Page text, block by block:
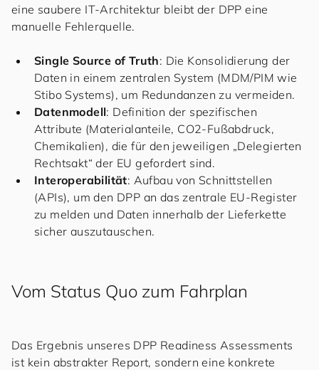
eine saubere IT-Architektur bleibt der DPP eine
manuelle Fehlerquelle.
Single Source of Truth: Die Konsolidierung der
Daten in einem zentralen System (MDM/PIM wie
Stibo Systems), um Redundanzen zu vermeiden.
Datenmodell: Definition der spezifischen
Attribute (Materialanteile, CO2-Fußabdruck,
Chemikalien), die für den jeweiligen „Delegierten
Rechtsakt“ der EU gefordert sind.
Interoperabilität: Aufbau von Schnittstellen
(APIs), um den DPP an das zentrale EU-Register
zu melden und Daten innerhalb der Lieferkette
sicher auszutauschen.
Vom Status Quo zum Fahrplan
Das Ergebnis unseres DPP Readiness Assessments
ist kein abstrakter Report, sondern eine konkrete